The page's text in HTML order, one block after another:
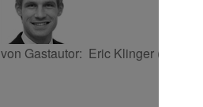
von Gastautor: Eric Klinger